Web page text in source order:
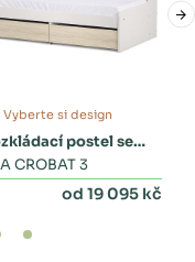
Vyberte si design
postel se
zásuvkami a
CROBAT 3
od 19 095 kč